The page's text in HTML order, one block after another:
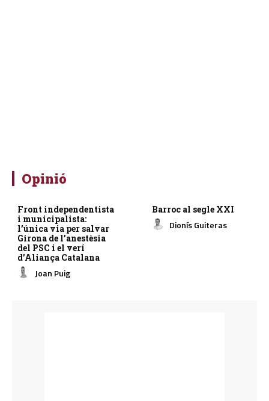
Opinió
Front independentista
i municipalista:
l’única via per salvar
Girona de l’anestèsia
del PSC i el verí
d’Aliança Catalana
Joan Puig
Barroc al segle XXI
Dionís Guiteras